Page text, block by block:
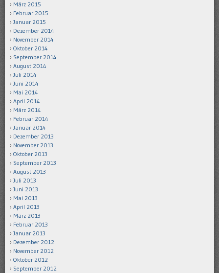
März 2015
Februar 2015
Januar 2015
Dezember 2014
November 2014
Oktober 2014
September 2014
August 2014
Juli 2014
Juni 2014
Mai 2014
April 2014
März 2014
Februar 2014
Januar 2014
Dezember 2013
November 2013
Oktober 2013
September 2013
August 2013
Juli 2013
Juni 2013
Mai 2013
April 2013
März 2013
Februar 2013
Januar 2013
Dezember 2012
November 2012
Oktober 2012
September 2012